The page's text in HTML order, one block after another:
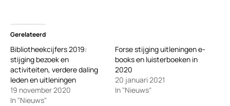
Gerelateerd
Bibliotheekcijfers 2019:
stijging bezoek en
activiteiten, verdere daling
leden en uitleningen
19 november 2020
In "Nieuws"
Forse stijging uitleningen e-
books en luisterboeken in
2020
20 januari 2021
In "Nieuws"